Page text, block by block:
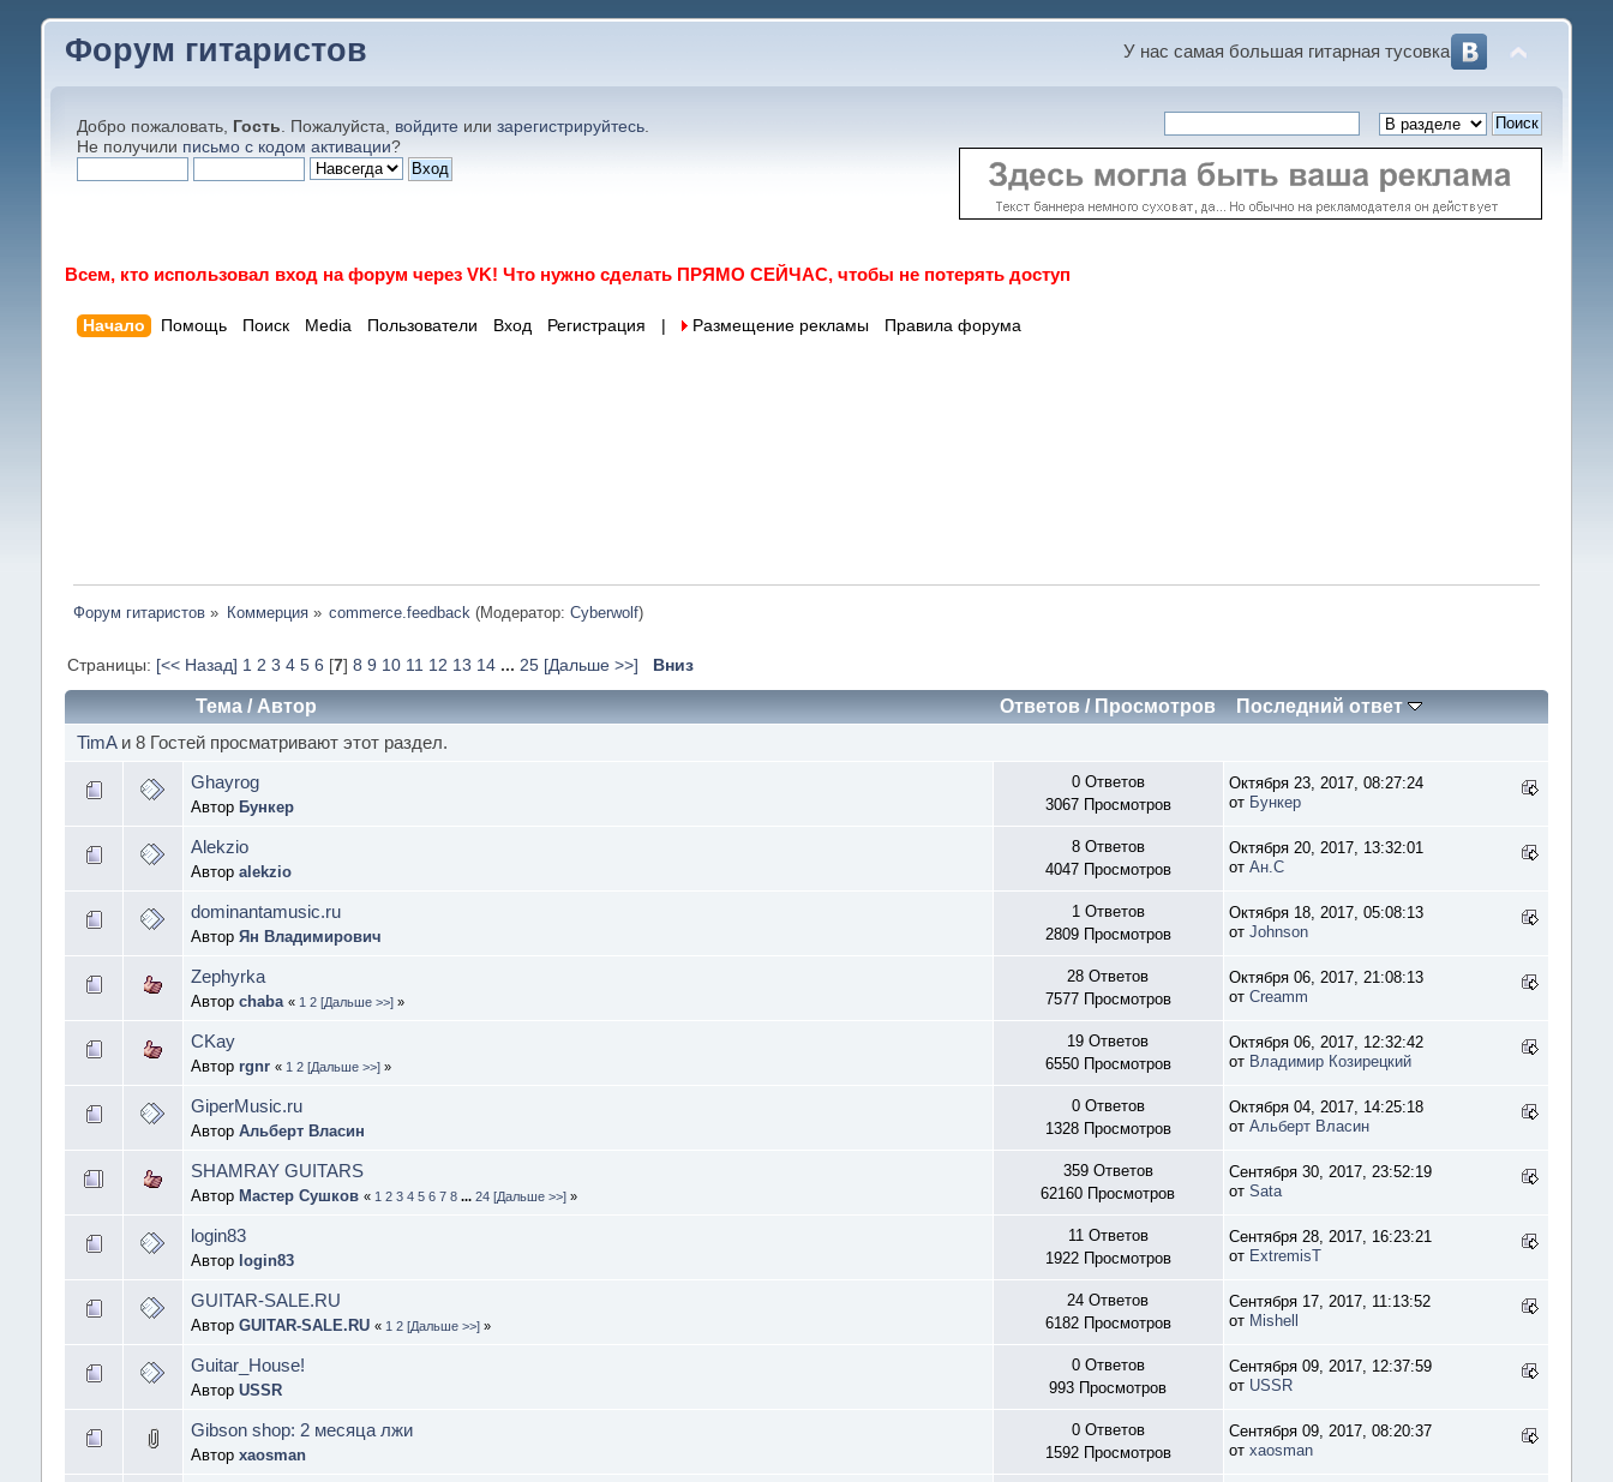
Форум гитаристов У нас самая большая гитарная тусовка
Добро пожаловать, Гость. Пожалуйста, войдитеили зарегистрируйтесь.
Не получили письмо с кодом активации?
Всем, кто использовал вход на форум через VK! Что нужно сделать ПРЯМО СЕЙЧАС, чтобы не потерять доступ
Начало Помощь Поиск Media Пользователи Вход Регистрация Размещение рекламы Правила форума
Форум гитаристов » Коммерция» commerce.feedback(Модератор: Cyberwolf)
Страницы: [<< Назад] 1 2 3 4 5 6 [7]8 9 10 11 12 13 14 ...25 [Дальше >>] Вниз
Тема/ Автор Ответов/ Просмотров
Последний ответ
TimAи 8 Гостей просматривают этот раздел.
Ghayrog
Автор Бункер
0 Ответов
3067 Просмотров
Октября 23, 2017, 08:27:24
от Бункер
Alekzio
Автор alekzio
8 Ответов
4047 Просмотров
Октября 20, 2017, 13:32:01
от Ан.С
dominantamusic.ru
Автор Ян Владимирович
1 Ответов
2809 Просмотров
Октября 18, 2017, 05:08:13
от Johnson
Zephyrka
Автор chaba « 1 2 [Дальше >>] »
28 Ответов
7577 Просмотров
Октября 06, 2017, 21:08:13
от Creamm
CKay
Автор rgnr « 1 2 [Дальше >>] »
19 Ответов
6550 Просмотров
Октября 06, 2017, 12:32:42
от Владимир Козирецкий
GiperMusic.ru
Автор Альберт Власин
0 Ответов
1328 Просмотров
Октября 04, 2017, 14:25:18
от Альберт Власин
SHAMRAY GUITARS
Автор Мастер Сушков « 1 2 3 4 5 6 7 8 ... 24 [Дальше >>] »
359 Ответов
62160 Просмотров
Сентября 30, 2017, 23:52:19
от Sata
login83
Автор login83
11 Ответов
1922 Просмотров
Сентября 28, 2017, 16:23:21
от ExtremisT
GUITAR-SALE.RU
Автор GUITAR-SALE.RU « 1 2 [Дальше >>] »
24 Ответов
6182 Просмотров
Сентября 17, 2017, 11:13:52
от Mishell
Guitar_House!
Автор USSR
0 Ответов
993 Просмотров
Сентября 09, 2017, 12:37:59
от USSR
Gibson shop: 2 месяца лжи
Автор xaosman
0 Ответов
1592 Просмотров
Сентября 09, 2017, 08:20:37
от xaosman